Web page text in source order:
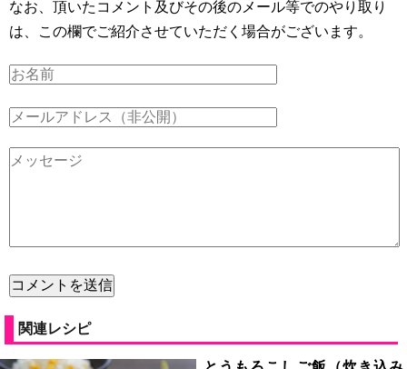
なお、頂いたコメント及びその後のメール等でのやり取り
は、この欄でご紹介させていただく場合がございます。
関連レシピ